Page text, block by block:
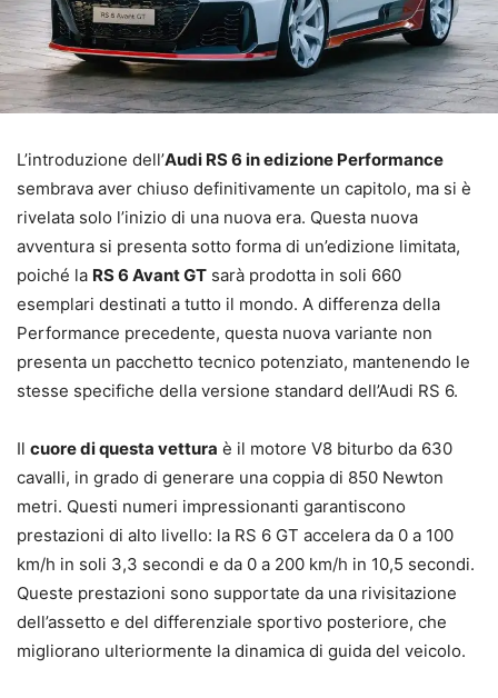
L’introduzione dell’Audi RS 6 in edizione Performance
sembrava aver chiuso definitivamente un capitolo, ma si è
rivelata solo l’inizio di una nuova era. Questa nuova
avventura si presenta sotto forma di un’edizione limitata,
poiché la RS 6 Avant GT sarà prodotta in soli 660
esemplari destinati a tutto il mondo. A differenza della
Performance precedente, questa nuova variante non
presenta un pacchetto tecnico potenziato, mantenendo le
stesse specifiche della versione standard dell’Audi RS 6.
Il cuore di questa vettura è il motore V8 biturbo da 630
cavalli, in grado di generare una coppia di 850 Newton
metri. Questi numeri impressionanti garantiscono
prestazioni di alto livello: la RS 6 GT accelera da 0 a 100
km/h in soli 3,3 secondi e da 0 a 200 km/h in 10,5 secondi.
Queste prestazioni sono supportate da una rivisitazione
dell’assetto e del differenziale sportivo posteriore, che
migliorano ulteriormente la dinamica di guida del veicolo.